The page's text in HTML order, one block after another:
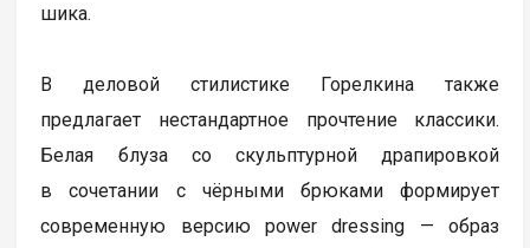
шика.
В деловой стилистике Горелкина также
предлагает нестандартное прочтение классики.
Белая блуза со скульптурной драпировкой
в сочетании с чёрными брюками формирует
современную версию power dressing — образ